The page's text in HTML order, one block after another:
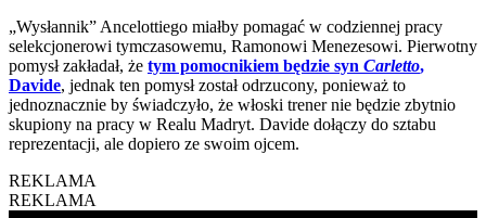
„Wysłannik” Ancelottiego miałby pomagać w codziennej pracy
selekcjonerowi tymczasowemu, Ramonowi Menezesowi. Pierwotny
pomysł zakładał, że tym pomocnikiem będzie syn Carletto,
Davide, jednak ten pomysł został odrzucony, ponieważ to
jednoznacznie by świadczyło, że włoski trener nie będzie zbytnio
skupiony na pracy w Realu Madryt. Davide dołączy do sztabu
reprezentacji, ale dopiero ze swoim ojcem.
REKLAMA
REKLAMA